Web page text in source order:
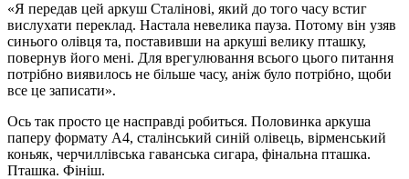
«Я передав цей аркуш Сталінові, який до того часу встиг
вислухати переклад. Настала невелика пауза. Потому він узяв
синього олівця та, поставивши на аркуші велику пташку,
повернув його мені. Для врегулювання всього цього питання
потрібно виявилось не більше часу, аніж було потрібно, щоби
все це записати».
Ось так просто це насправді робиться. Половинка аркуша
паперу формату А4, сталінський синій олівець, вірменський
коньяк, черчиллівська гаванська сигара, фінальна пташка.
Пташка. Фініш.